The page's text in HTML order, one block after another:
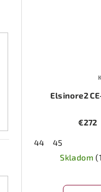
Elsinore2
€272
44
45
Skladom